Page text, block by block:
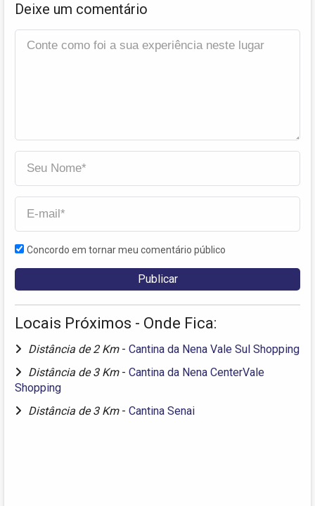
Deixe um comentário
Concordo em tornar meu comentário público
Locais Próximos - Onde Fica:
Distância de 2 Km - Cantina da Nena Vale Sul Shopping
Distância de 3 Km - Cantina da Nena CenterVale
Shopping
Distância de 3 Km - Cantina Senai